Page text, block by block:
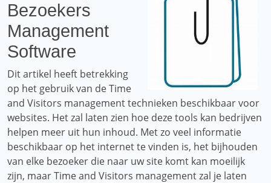
Bezoekers
Management
Software
Dit artikel heeft betrekking
op het gebruik van de Time
and Visitors management technieken beschikbaar voor
websites. Het zal laten zien hoe deze tools kan bedrijven
helpen meer uit hun inhoud. Met zo veel informatie
beschikbaar op het internet te vinden is, het bijhouden
van elke bezoeker die naar uw site komt kan moeilijk
zijn, maar Time and Visitors management zal je laten